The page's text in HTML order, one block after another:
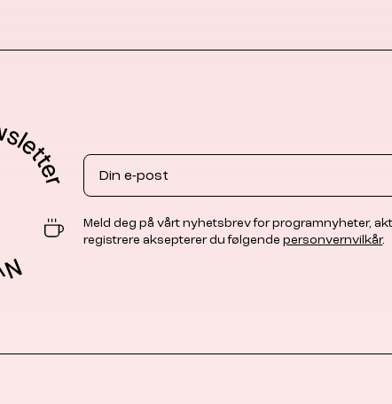
Email
Meld deg på vårt nyhetsbrev for programnyheter,
registrere aksepterer du følgendepersonvernvilkår.